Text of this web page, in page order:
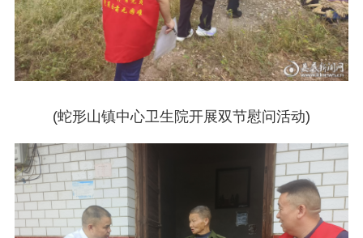
(蛇形山镇中心卫生院开展双节慰问活动)